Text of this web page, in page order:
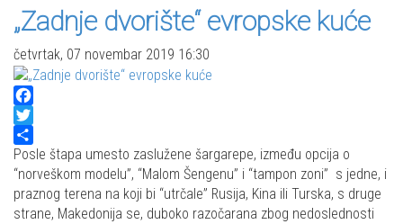
„Zadnje dvorište“ evropske kuće
četvrtak, 07 novembar 2019 16:30
Facebook
Twitter
Share
Posle štapa umesto zaslužene šargarepe, između opcija o
“norveškom modelu”, “Malom Šengenu” i “tampon zoni” s jedne, i
praznog terena na koji bi “utrčale” Rusija, Kina ili Turska, s druge
strane, Makedonija se, duboko razočarana zbog nedoslednosti